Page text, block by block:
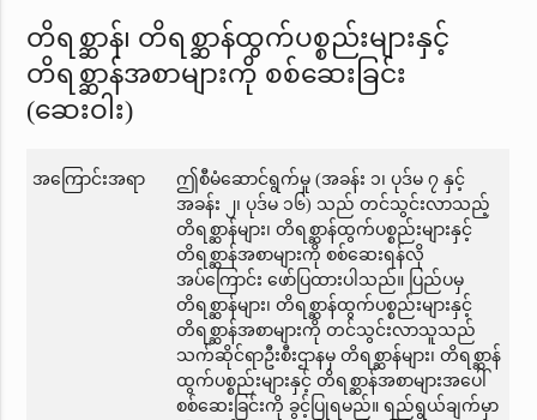
တိရစ္ဆာန်၊ တိရစ္ဆာန်ထွက်ပစ္စည်းများနှင့်
တိရစ္ဆာန်အစာများကို စစ်ဆေးခြင်း
(ဆေးဝါး)
အကြောင်းအရာ
ဤစီမံဆောင်ရွက်မှု (အခန်း ၁၊ ပုဒ်မ ၇ နှင့်
အခန်း ၂၊ ပုဒ်မ ၁၆) သည် တင်သွင်းလာသည့်
တိရစ္ဆာန်များ၊ တိရစ္ဆာန်ထွက်ပစ္စည်းများနှင့်
တိရစ္ဆာန်အစာများကို စစ်ဆေးရန်လို
အပ်ကြောင်း ဖော်ပြထားပါသည်။ ပြည်ပမှ
တိရစ္ဆာန်များ၊ တိရစ္ဆာန်ထွက်ပစ္စည်းများနှင့်
တိရစ္ဆာန်အစာများကို တင်သွင်းလာသူသည်
သက်ဆိုင်ရာဦးစီးဌာနမှ တိရစ္ဆာန်များ၊ တိရစ္ဆာန်
ထွက်ပစ္စည်းများနှင့် တိရစ္ဆာန်အစာများအပေါ်
စစ်ဆေးခြင်းကို ခွင့်ပြုရမည်။ ရည်ရွယ်ချက်မှာ